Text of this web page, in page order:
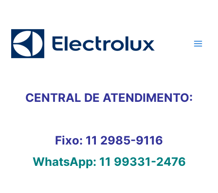
conteúdo
CENTRAL DE ATENDIMENTO:
Fixo: 11 2985-9116
WhatsApp: 11 99331-2476